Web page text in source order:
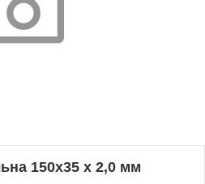
150х35 х 2,0 мм